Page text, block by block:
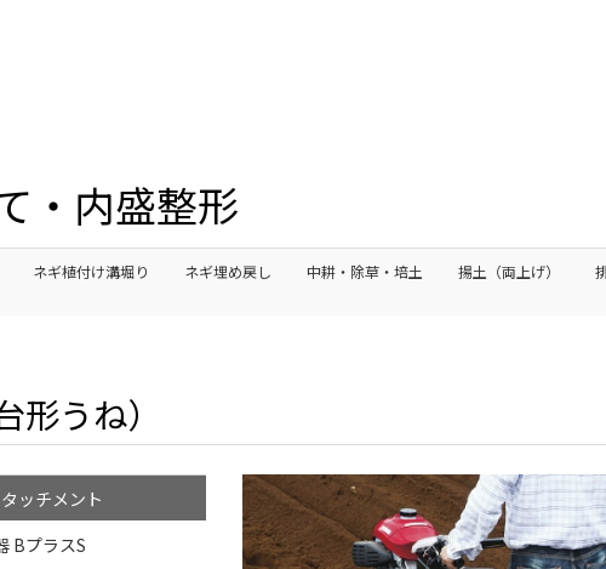
・内盛整形
ネギ植付け溝堀り ネギ埋め戻し 中耕・除草・培土 揚土（両上げ）
うね）
ッチメント
BプラスS